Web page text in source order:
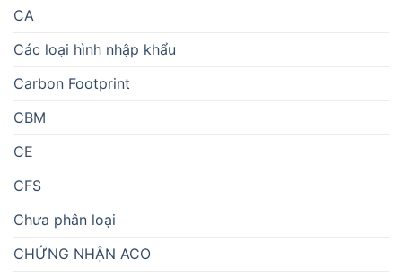
CA
Các loại hình nhập khẩu
Carbon Footprint
CBM
CE
CFS
Chưa phân loại
CHỨNG NHẬN ACO